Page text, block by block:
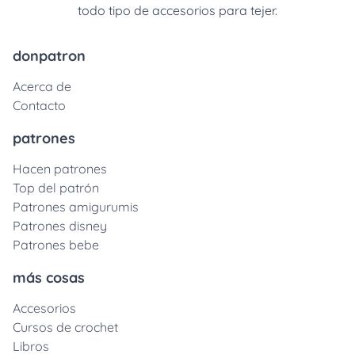
todo tipo de accesorios para tejer.
donpatron
Acerca de
Contacto
patrones
Hacen patrones
Top del patrón
Patrones amigurumis
Patrones disney
Patrones bebe
más cosas
Accesorios
Cursos de crochet
Libros